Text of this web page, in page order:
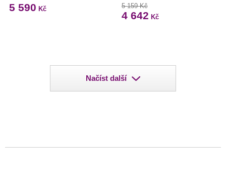
5 590 Kč 5 159 Kč
4 642 Kč
Načíst další